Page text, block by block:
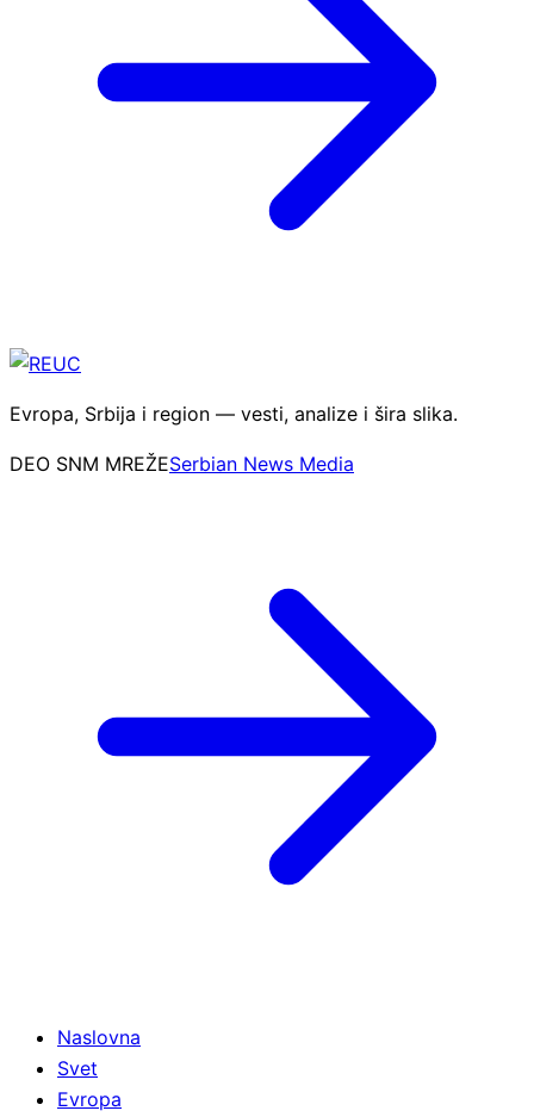
Evropa, Srbija i region — vesti, analize i šira slika.
DEO SNM MREŽESerbian News Media
Naslovna
Svet
Evropa